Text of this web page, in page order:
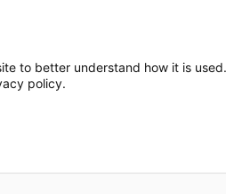
Eigen onderzoek
to better understand how it is
policy.